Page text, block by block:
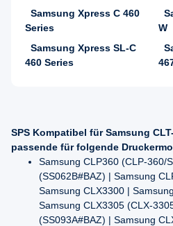
Samsung Xpress C 460
Series
W
Samsung Xpress SL-C
460 Series
SPS Kompatibel für Samsung
passende für folgende
Samsung CLP360 (CLP-360/
(SS062B#BAZ) | Samsung
Samsung CLX3300 |
Samsung CLX3305 (CLX-
(SS093A#BAZ) | Samsung